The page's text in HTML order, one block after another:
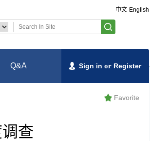
中文 English
Q&A Sign in or Register
Favorite
查